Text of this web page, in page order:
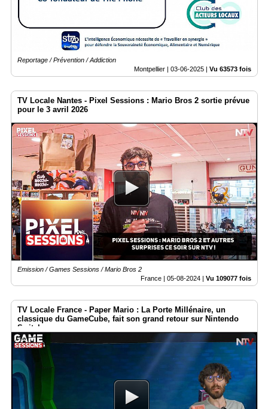
Reportage / Prévention / Addiction
Montpellier | 03-06-2025 | Vu 63573 fois
TV Locale Nantes - Pixel Sessions : Mario Bros 2 sortie prévue
pour le 3 avril 2026
Emission / Games Sessions / Mario Bros 2
France | 05-08-2024 | Vu 109077 fois
TV Locale France - Paper Mario : La Porte Millénaire, un
classique du GameCube, fait son grand retour sur Nintendo
Switch